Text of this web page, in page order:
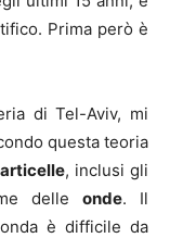
Prima però è
di Tel-Aviv, mi
questa teoria
, inclusi gli
delle onde. Il
è difficile da